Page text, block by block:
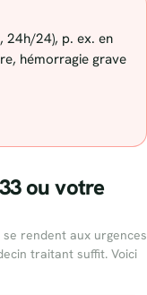
24h/24), p. ex. en
hémorragie grave
ou votre
rendent aux urgences
traitant suffit. Voici